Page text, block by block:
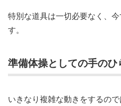
特別な道具は一切必要なく、
す。
準備体操としての手の
いきなり複雑な動きをするの